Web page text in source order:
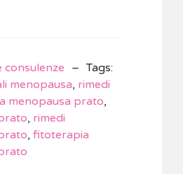
consulenze Tags:
menopausa, rimedi
menopausa prato,
, rimedi
, fitoterapia